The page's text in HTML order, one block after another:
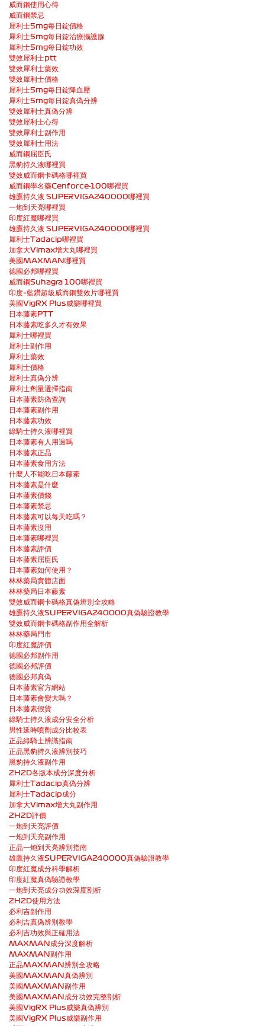
威而鋼使用心得
威而鋼禁忌
犀利士5mg每日錠價格
犀利士5mg每日錠治療攝護腺
犀利士5mg每日錠功效
雙效犀利士ptt
雙效犀利士藥效
雙效犀利士價格
犀利士5mg每日錠降血壓
犀利士5mg每日錠真偽分辨
雙效犀利士真偽分辨
雙效犀利士心得
雙效犀利士副作用
雙效犀利士用法
威而鋼屈臣氏
黑豹持久液哪裡買
雙效威而鋼卡碼格哪裡買
威而鋼學名藥Cenforce-100哪裡買
雄鷹持久液 SUPERVIGA240000哪裡買
一炮到天亮哪裡買
印度紅魔哪裡買
雄鷹持久液 SUPERVIGA240000哪裡買
犀利士Tadacip哪裡買
加拿大Vimax增大丸哪裡買
美國MAXMAN哪裡買
德國必邦哪裡買
威而鋼Suhagra 100哪裡買
印度–藍鑽超級威而鋼雙效片哪裡買
美國VigRX Plus威樂哪裡買
日本藤素PTT
日本藤素吃多久才有效果
犀利士哪裡買
犀利士副作用
犀利士藥效
犀利士價格
犀利士真偽分辨
犀利士劑量選擇指南
日本藤素防偽查詢
日本藤素副作用
日本藤素功效
綠騎士持久液哪裡買
日本藤素有人用過嗎
日本藤素正品
日本藤素食用方法
什麼人不能吃日本藤素
日本藤素是什麼
日本藤素價錢
日本藤素禁忌
日本藤素可以每天吃嗎？
日本藤素沒用
日本藤素哪裡買
日本藤素評價
日本藤素屈臣氏
日本藤素如何使用？
林林藥局實體店面
林林藥局日本藤素
雙效威而鋼卡碼格真偽辨別全攻略
雄鷹持久液SUPERVIGA240000真偽驗證教學
雙效威而鋼卡碼格副作用全解析
林林藥局門市
印度紅魔評價
德國必邦副作用
德國必邦評價
德國必邦真偽
日本藤素官方網站
日本藤素會變大嗎？
日本藤素假貨
綠騎士持久液成分安全分析
男性延時噴劑成分比較表
正品綠騎士辨識指南
正品黑豹持久液辨別技巧
黑豹持久液副作用
2H2D各版本成分深度分析
犀利士Tadacip真偽分辨
犀利士Tadacip成分
加拿大Vimax增大丸副作用
2H2D評價
一炮到天亮評價
一炮到天亮副作用
正品一炮到天亮辨別指南
雄鷹持久液SUPERVIGA240000真偽驗證教學
印度紅魔成分科學解析
印度紅魔真偽驗證教學
一炮到天亮成分功效深度剖析
2H2D使用方法
必利吉副作用
必利吉真偽辨別教學
必利吉功效與正確用法
MAXMAN成分深度解析
MAXMAN副作用
正品MAXMAN辨別全攻略
美國MAXMAN真偽辨別
美國MAXMAN副作用
美國MAXMAN成分功效完整剖析
美國VigRX Plus威樂真偽辨別
美國VigRX Plus威樂副作用